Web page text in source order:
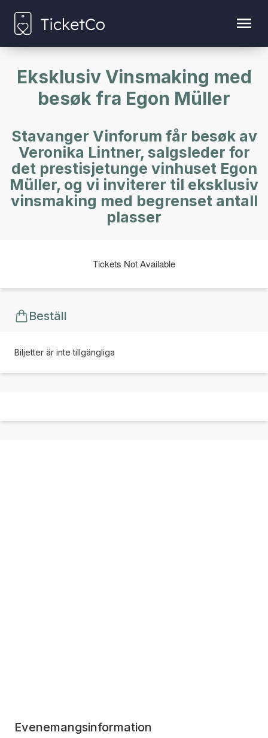
Eksklusiv Vinsmaking med
besøk fra Egon Müller
Stavanger Vinforum får besøk av
Veronika Lintner, salgsleder for
det prestisjetunge vinhuset Egon
Müller, og vi inviterer til eksklusiv
vinsmaking med begrenset antall
plasser
Tickets Not Available
Beställ
Biljetter är inte tillgängliga
Evenemangsinformation